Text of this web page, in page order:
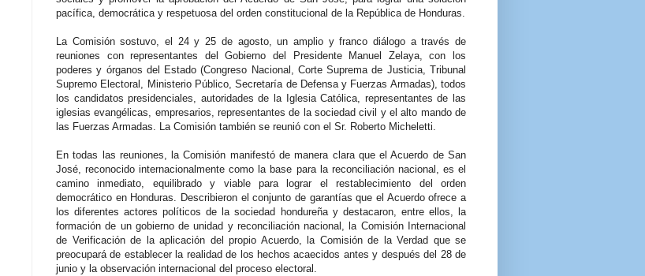
pacífica, democrática y respetuosa del orden constitucional de la República de Honduras.
La Comisión sostuvo, el 24 y 25 de agosto, un amplio y franco diálogo a través de
reuniones con representantes del Gobierno del Presidente Manuel Zelaya, con los
poderes y órganos del Estado (Congreso Nacional, Corte Suprema de Justicia, Tribunal
Supremo Electoral, Ministerio Público, Secretaría de Defensa y Fuerzas Armadas), todos
los candidatos presidenciales, autoridades de la Iglesia Católica, representantes de las
iglesias evangélicas, empresarios, representantes de la sociedad civil y el alto mando de
las Fuerzas Armadas. La Comisión también se reunió con el Sr. Roberto Micheletti.
En todas las reuniones, la Comisión manifestó de manera clara que el Acuerdo de San
José, reconocido internacionalmente como la base para la reconciliación nacional, es el
camino inmediato, equilibrado y viable para lograr el restablecimiento del orden
democrático en Honduras. Describieron el conjunto de garantías que el Acuerdo ofrece a
los diferentes actores políticos de la sociedad hondureña y destacaron, entre ellos, la
formación de un gobierno de unidad y reconciliación nacional, la Comisión Internacional
de Verificación de la aplicación del propio Acuerdo, la Comisión de la Verdad que se
preocupará de establecer la realidad de los hechos acaecidos antes y después del 28 de
junio y la observación internacional del proceso electoral.